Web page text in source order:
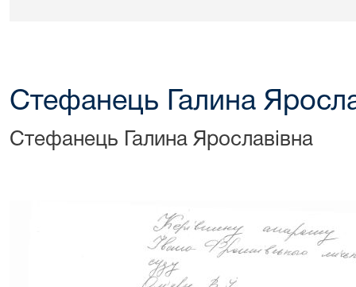
Стефанець Галина
Стефанець Галина Ярославівна